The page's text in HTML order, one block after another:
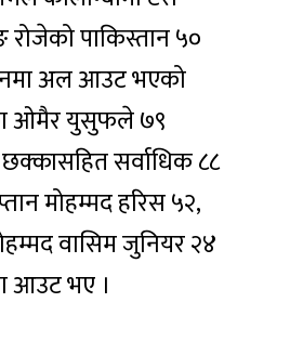
रोजेको पाकिस्तान ५०
अल आउट भएको
ओमैर युसुफले ७९
सर्वाधिक ८८
मोहम्मद हरिस ५२,
वासिम जुनियर २४
आउट भए ।